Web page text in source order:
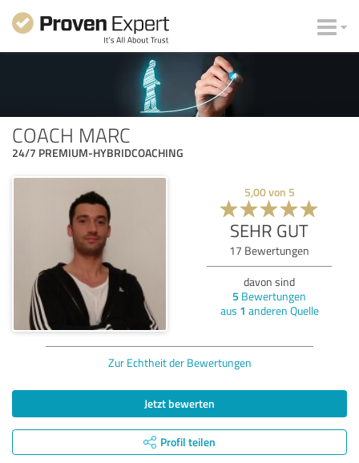
COACH MARC
24/7 PREMIUM-HYBRIDCOACHING
5,00von 5
SEHR GUT
17 Bewertungen
davon sind
5 Bewertungen
aus 1 anderen Quelle
Zur Echtheit der Bewertungen
Jetzt bewerten
Profil teilen